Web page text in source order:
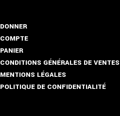
DONNER
COMPTE
PANIER
CONDITIONS GÉNÉRALES DE VENTES
MENTIONS LÉGALES
POLITIQUE DE CONFIDENTIALITÉ